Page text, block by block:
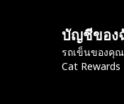
บัญชีของ
รถเข็นของคุณ
Cat Rewards